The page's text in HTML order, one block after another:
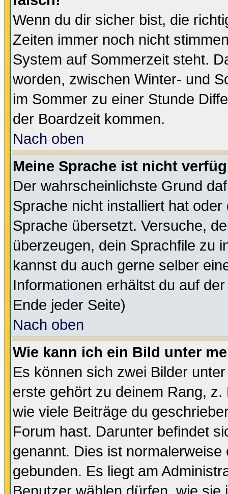
Wenn du dir sicher bist, die
Zeiten immer noch nicht
System auf Sommerzeit steht.
worden, zwischen Winter- und
im Sommer zu einer Stunde
der Boardzeit kommen.
Nach oben
Meine Sprache ist nicht
Der wahrscheinlichste Grund
Sprache nicht installiert hat
Sprache übersetzt. Versuche,
überzeugen, dein Sprachfile zu
kannst du auch gerne selber
Informationen erhältst du auf
Ende jeder Seite)
Nach oben
Wie kann ich ein Bild unter
Es können sich zwei Bilder
erste gehört zu deinem Rang,
wie viele Beiträge du
Forum hast. Darunter befindet
genannt. Dies ist
gebunden. Es liegt am